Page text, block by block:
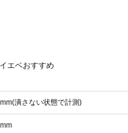
エベおすすめ
潰さない状態で計測)